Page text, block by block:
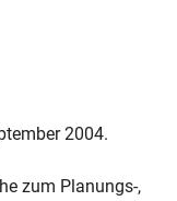
2004.
zum Planungs-,